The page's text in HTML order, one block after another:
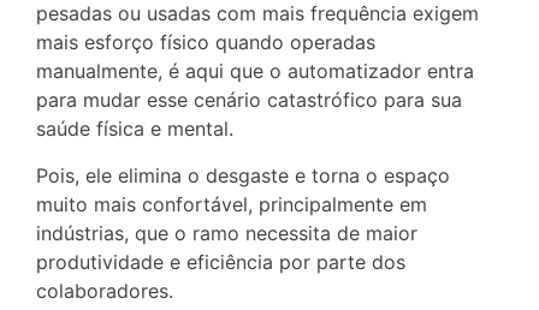
pesadas ou usadas com mais frequência exigem
mais esforço físico quando operadas
manualmente, é aqui que o automatizador entra
para mudar esse cenário catastrófico para sua
saúde física e mental.
Pois, ele elimina o desgaste e torna o espaço
muito mais confortável, principalmente em
indústrias, que o ramo necessita de maior
produtividade e eficiência por parte dos
colaboradores.